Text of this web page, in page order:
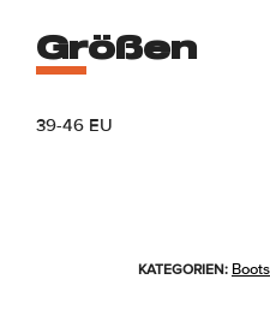
Größen
39-46 EU
KATEGORIEN: Boots